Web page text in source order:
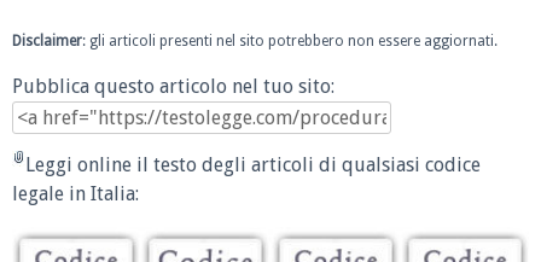
Disclaimer: gli articoli presenti nel sito potrebbero non essere aggiornati.
Pubblica questo articolo nel tuo sito:
Leggi online il testo degli articoli di qualsiasi codice
legale in Italia: